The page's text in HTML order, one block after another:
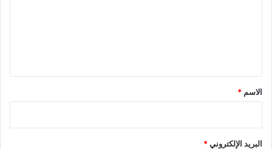
*
الاسم *
البريد الإلكتروني*